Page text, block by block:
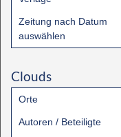
Zeitung nach Datum
auswählen
Clouds
Orte
Autoren / Beteiligte